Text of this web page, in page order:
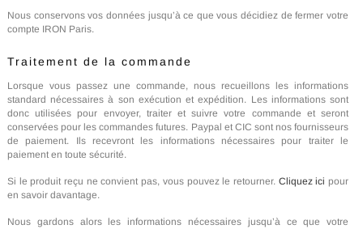
Nous conservons vos données jusqu’à ce que vous décidiez de fermer votre
compte IRON Paris.
Traitement de la commande
Lorsque vous passez une commande, nous recueillons les informations
standard nécessaires à son exécution et expédition. Les informations sont
donc utilisées pour envoyer, traiter et suivre votre commande et seront
conservées pour les commandes futures. Paypal et CIC sont nos fournisseurs
de paiement. Ils recevront les informations nécessaires pour traiter le
paiement en toute sécurité.
Si le produit reçu ne convient pas, vous pouvez le retourner. Cliquez ici pour
en savoir davantage.
Nous gardons alors les informations nécessaires jusqu’à ce que votre